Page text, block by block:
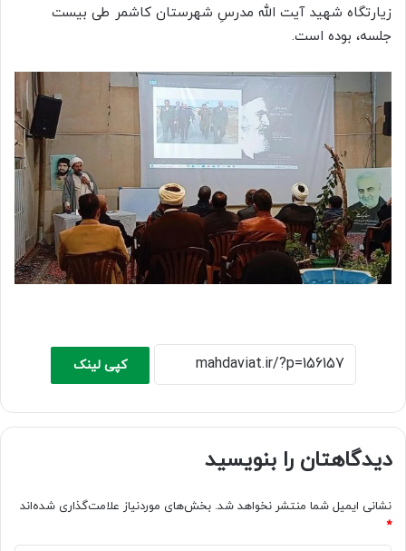
زیارتگاه شهید آیت الله مدرسِ شهرستان کاشمر طی بیست
جلسه، بوده است.
کپی لینک
دیدگاهتان را بنویسید
نشانی ایمیل شما منتشر نخواهد شد. بخش‌های موردنیاز علامت‌گذاری شده‌اند
*